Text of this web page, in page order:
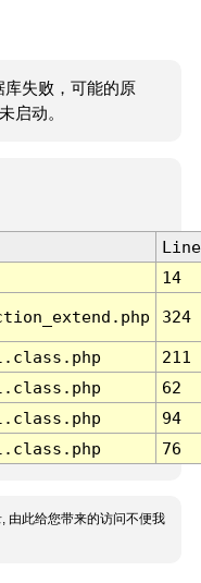
库失败，可能的原
启动。
Line
14
324
211
62
94
76
由此给您带来的访问不便我